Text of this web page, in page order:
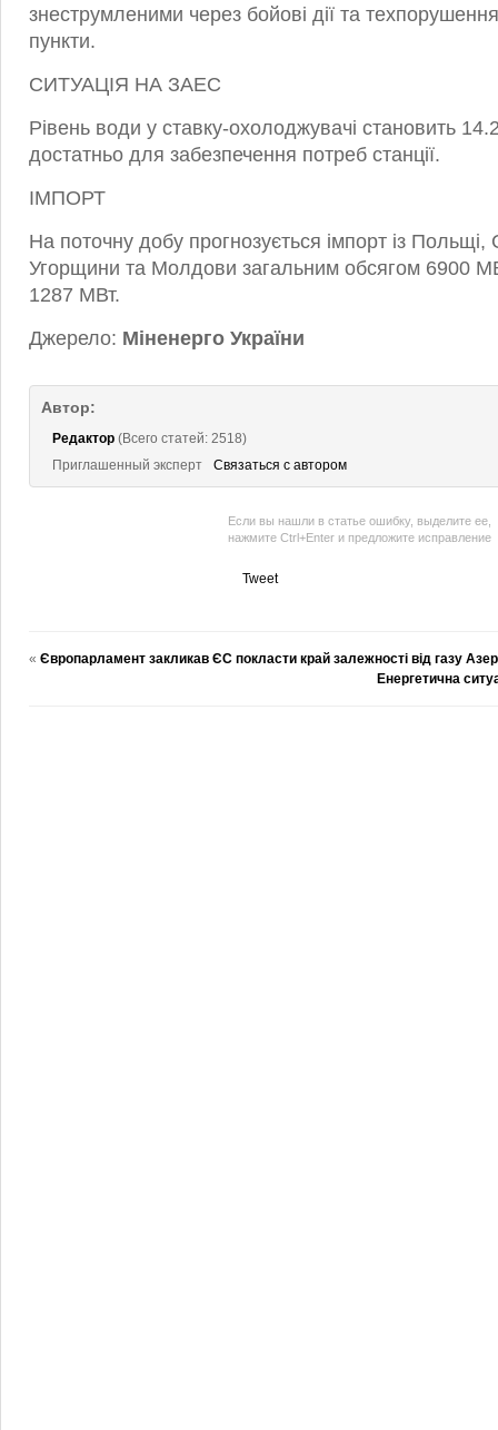
знеструмленими через бойові дії та
пункти.
СИТУАЦІЯ НА ЗАЕС
Рівень води у ставку-охолоджувачі становить
достатньо для забезпечення потреб станції.
ІМПОРТ
На поточну добу прогнозується імпорт із Польщі,
Угорщини та Молдови загальним обсягом 6900
1287 МВт.
Джерело: Міненерго України
Автор:
Редактор (Всего статей: 2518)
Приглашенный эксперт
Связаться с автором
Если вы нашли в статье ошибку, выделите ее,
нажмите Ctrl+Enter и предложите исправление
Tweet
« Європарламент закликав ЄС покласти край залежності від газу
Енергетична